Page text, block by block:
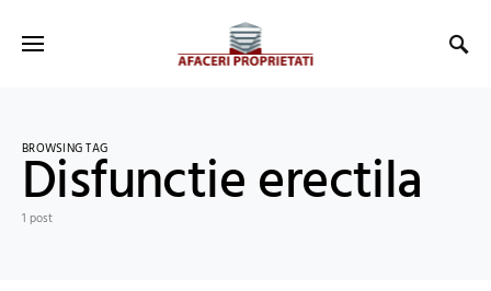
BROWSING TAG
Disfunctie erectila
1 post